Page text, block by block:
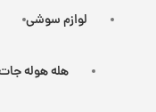
لوازم سوشی
هله هوله